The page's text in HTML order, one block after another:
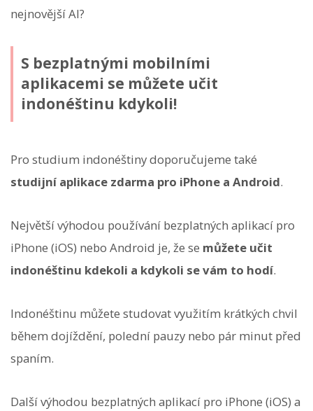
nejnovější AI?
S bezplatnými mobilními
aplikacemi se můžete učit
indonéštinu kdykoli!
Pro studium indonéštiny doporučujeme také
studijní aplikace zdarma pro iPhone a Android.
Největší výhodou používání bezplatných aplikací pro
iPhone (iOS) nebo Android je, že se můžete učit
indonéštinu kdekoli a kdykoli se vám to hodí.
Indonéštinu můžete studovat využitím krátkých chvil
během dojíždění, polední pauzy nebo pár minut před
spaním.
Další výhodou bezplatných aplikací pro iPhone (iOS) a